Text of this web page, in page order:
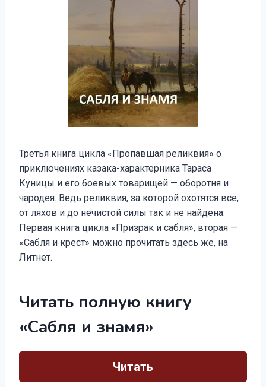
Третья книга цикла «Пропавшая реликвия» о
приключениях казака-характерника Тараса
Куницы и его боевых товарищей — оборотня и
чародея. Ведь реликвия, за которой охотятся все,
от ляхов и до нечистой силы так и не найдена.
Первая книга цикла «Призрак и сабля», вторая —
«Сабля и крест» можно прочитать здесь же, на
Литнет.
Читать полную книгу
«Сабля и знамя»
Читать